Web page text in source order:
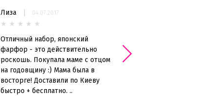
Лиза 04.07.2017
★ ★ ★ ★ ★
Отличный набор, японский
фарфор - это действительно
роскошь. Покупала маме с отцом
на годовщину :) Мама была в
восторге! Доставили по Киеву
быстро + бесплатно. ..
золотом мы не рекомендуем
в посудомоечной машине...